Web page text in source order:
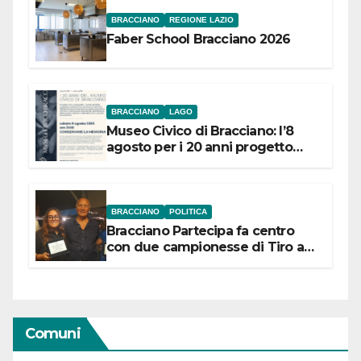
BRACCIANO REGIONE LAZIO
Faber School Bracciano 2026
BRACCIANO LAGO
Museo Civico di Bracciano: l’8
agosto per i 20 anni progetto
BRACCIANO POLITICA
Bracciano Partecipa fa centro
con due campionesse di Tiro a
Comuni